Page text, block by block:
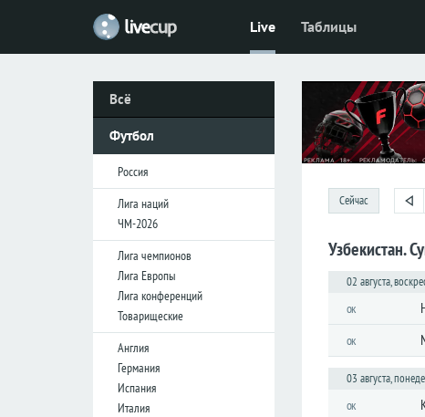
Live Таблицы
Всё
Футбол
Россия
Лига наций
ЧМ-2026
Лига чемпионов
Лига Европы
Лига конференций
Товарищеские
Англия
Германия
Испания
Италия
Сейчас
Узбекистан.
02 августа,
ок
ок
03 августа,
ок